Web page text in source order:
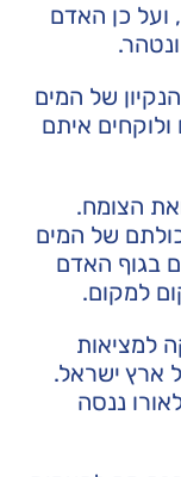
כן האדם
של המים
ולוקחים איתם
הצומח.
של המים
בגוף האדם
למקום.
למציאות
ארץ ישראל.
ננסה